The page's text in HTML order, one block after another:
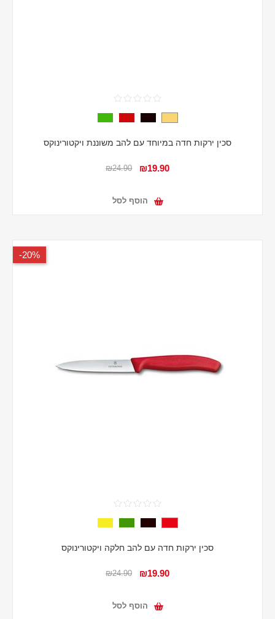
סכין ירקות חדה במיוחד עם להב משוננת ויקטורינוקס
₪19.90
₪24.90
הוסף לסל
20%-
סכין ירקות חדה עם להב חלקה ויקטורינוקס
₪19.90
₪24.90
הוסף לסל